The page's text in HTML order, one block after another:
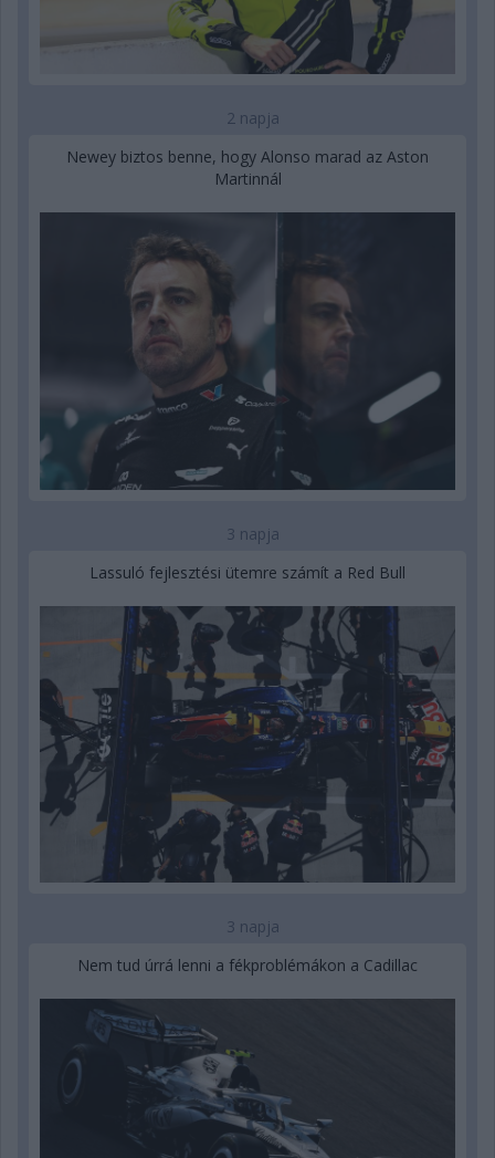
2 napja
Newey biztos benne, hogy Alonso marad az Aston
Martinnál
3 napja
Lassuló fejlesztési ütemre számít a Red Bull
3 napja
Nem tud úrrá lenni a fékproblémákon a Cadillac